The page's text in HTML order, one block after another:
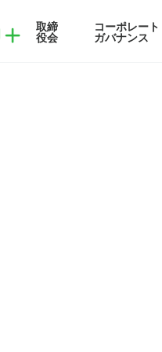
取締
役会
コーポレート
ガバナンス